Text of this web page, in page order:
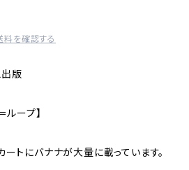
料を確認する
版
ープ】
トにバナナが大量に載っています。